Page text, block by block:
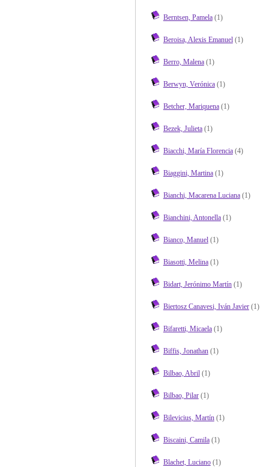
Berntsen, Pamela(1)
Beroisa, Alexis Emanuel(1)
Berro, Malena(1)
Berwyn, Verónica(1)
Betcher, Mariquena(1)
Bezek, Julieta(1)
Biacchi, María Florencia(4)
Biaggini, Martina(1)
Bianchi, Macarena Luciana(1)
Bianchini, Antonella(1)
Bianco, Manuel(1)
Biasotti, Melina(1)
Bidart, Jerónimo Martín(1)
Biertosz Canavesi, Iván Javier(1)
Bifaretti, Micaela(1)
Biffis, Jonathan(1)
Bilbao, Abril(1)
Bilbao, Pilar(1)
Bilevicius, Martín(1)
Biscaini, Camila(1)
Blachet, Luciano(1)